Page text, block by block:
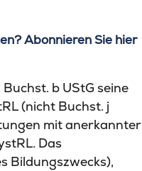
Abonnieren Sie hier
b UStG seine
(nicht Buchst. j
mit anerkannter
Das
Bildungszwecks),